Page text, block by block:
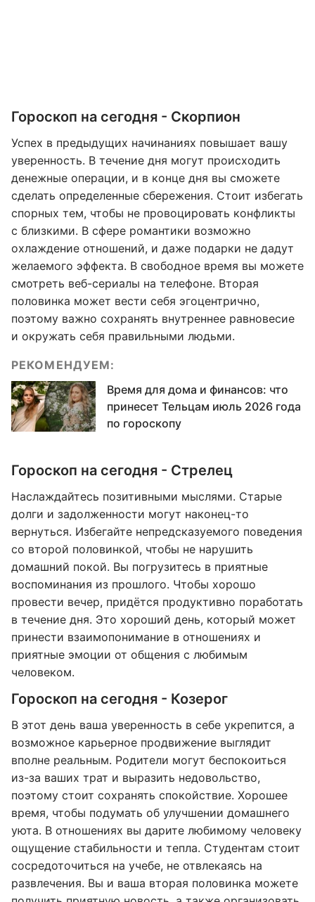
Гороскоп на сегодня - Скорпион
Успех в предыдущих начинаниях повышает вашу
уверенность. В течение дня могут происходить
денежные операции, и в конце дня вы сможете
сделать определенные сбережения. Стоит избегать
спорных тем, чтобы не провоцировать конфликты
с близкими. В сфере романтики возможно
охлаждение отношений, и даже подарки не дадут
желаемого эффекта. В свободное время вы можете
смотреть веб-сериалы на телефоне. Вторая
половинка может вести себя эгоцентрично,
поэтому важно сохранять внутреннее равновесие
и окружать себя правильными людьми.
РЕКОМЕНДУЕМ:
Время для дома и финансов: что
принесет Тельцам июль 2026 года
по гороскопу
Гороскоп на сегодня - Стрелец
Наслаждайтесь позитивными мыслями. Старые
долги и задолженности могут наконец-то
вернуться. Избегайте непредсказуемого поведения
со второй половинкой, чтобы не нарушить
домашний покой. Вы погрузитесь в приятные
воспоминания из прошлого. Чтобы хорошо
провести вечер, придётся продуктивно поработать
в течение дня. Это хороший день, который может
принести взаимопонимание в отношениях и
приятные эмоции от общения с любимым
человеком.
Гороскоп на сегодня - Козерог
В этот день ваша уверенность в себе укрепится, а
возможное карьерное продвижение выглядит
вполне реальным. Родители могут беспокоиться
из-за ваших трат и выразить недовольство,
поэтому стоит сохранять спокойствие. Хорошее
время, чтобы подумать об улучшении домашнего
уюта. В отношениях вы дарите любимому человеку
ощущение стабильности и тепла. Студентам стоит
сосредоточиться на учебе, не отвлекаясь на
развлечения. Вы и ваша вторая половинка можете